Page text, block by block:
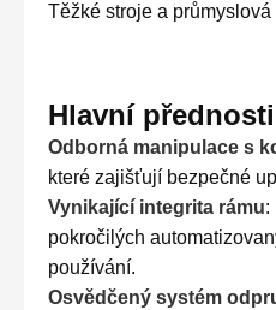
Těžké stroje a
Hlavní
Odborná manipulace s
které zajišťují bezpečné
Vynikající integrita rámu:
pokročilých
používání.
Osvědčený systém